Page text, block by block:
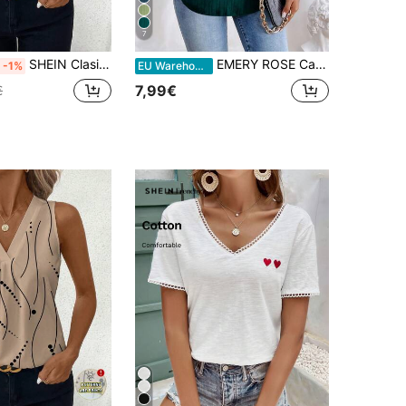
-1% SHEIN Clasi Camisa feminina estampada romântica, simples e moderna, casual, diária
7
EU Warehouse EMERY ROSE Camisa casual de verão com zíper e meia carcela, manga morcego, tops de manga curta
7,99€